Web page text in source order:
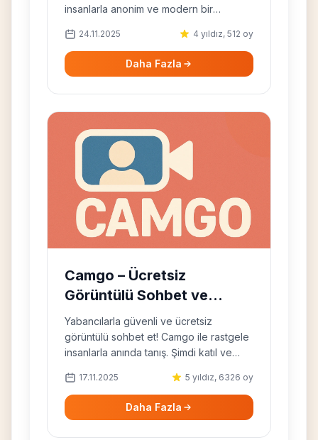
insanlarla anonim ve modern bir
24.11.2025 4 yıldız, 512 oy
Daha Fazla
Camgo – Ücretsiz
Görüntülü Sohbet ve
Omegle Alternatifi
Yabancılarla güvenli ve ücretsiz
görüntülü sohbet et! Camgo ile rastgele
insanlarla anında tanış. Şimdi katıl ve
17.11.2025 5 yıldız, 6326 oy
Daha Fazla